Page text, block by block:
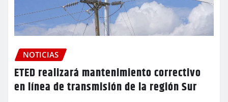
NOTICIAS
ETED realizará mantenimiento correctivo
en línea de transmisión de la región Sur